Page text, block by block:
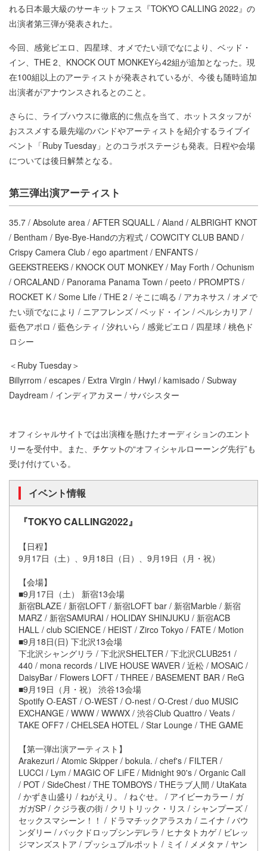
れる日本最大級のサーキットフェス『TOKYO CALLING 2022』の
出演者第三弾が発表された。
今回、感覚ピエロ、四星球、オメでたい頭でなにより、ベッド・
イン、THE 2、KNOCK OUT MONKEYら42組が追加となった。現
在100組以上のアーティストが発表されているが、今後も随時追加
出演者がアナウンスされるとのこと。
さらに、ライブハウスに徹底的に焦点を当て、ホットスタッフが
おススメする最先端のバンドやアーティストを紹介するライブイ
ベント「Ruby Tuesday」とのコラボステージも発表。日程や会場
については後日解禁となる。
第三弾出演アーティスト
35.7 / Absolute area / AFTER SQUALL / Aland / ALBRIGHT KNOT
/ Bentham / Bye-Bye-Handの方程式 / COWCITY CLUB BAND /
Crispy Camera Club / ego apartment / ENFANTS /
GEEKSTREEKS / KNOCK OUT MONKEY / May Forth / Ochunism
/ ORCALAND / Panorama Panama Town / peeto / PROMPTS /
ROCKET K / Some Life / THE 2 / そこに鳴る / アカネサス / オメで
たい頭でなにより / ニアフレンズ / ベッド・イン / ペルシカリア /
藍色アポロ / 藍色シティ / 汐れいら / 感覚ピエロ / 四星球 / 桃色ド
ロシー
＜Ruby Tuesday＞
Billyrrom / escapes / Extra Virgin / Hwyl / kamisado / Subway
Daydream / インディアカヌー / サバシスター
オフィシャルサイトでは出演権を懸けたオーディションのエント
リーを受付中。また、
の“オフィシャルローーング先行”も
受け付けている。
イベント情報
『TOKYO CALLING2022』
【日程】
9月17日（土）、9月18日（日）、9月19日（月・祝）
【会場】
■9月17日（土） 新宿13会場
新宿BLAZE / 新宿LOFT / 新宿LOFT bar / 新宿Marble / 新宿
MARZ / 新宿SAMURAI / HOLIDAY SHINJUKU / 新宿ACB
HALL / club SCIENCE / HEIST / Zirco Tokyo / FATE / Motion
■9月18日(日) 下北沢13会場
下北沢シャングリラ / 下北沢SHELTER / 下北沢CLUB251 /
440 / mona records / LIVE HOUSE WAVER / 近松 / MOSAiC /
DaisyBar / Flowers LOFT / THREE / BASEMENT BAR / ReG
■9月19日（月・祝） 渋谷13会場
Spotify O-EAST / O-WEST / O-nest / O-Crest / duo MUSIC
EXCHANGE / WWW / WWWX / 渋谷Club Quattro / Veats /
TAKE OFF7 / CHELSEA HOTEL / Star Lounge / THE GAME
【第一弾出演アーティスト】
Arakezuri / Atomic Skipper / bokula. / chef's / FILTER /
LUCCI / Lym / MAGIC OF LiFE / Midnight 90's / Organic Call
/ POT / SideChest / THE TOMBOYS / THEラブ人間 / UtaKata
/ かずき山盛り / ねがえり。 / ねぐせ。 / アイビーカラー / ガ
ガガSP / クジラ夜の街 / クリトリック・リス / シャンプーズ /
セックスマシーン！！ / ドラマチックアラスカ / ニイナ / バウ
ンダリー / バックドロップシンデレラ / ヒナタトカゲ / ビレッ
ジマンズストア / プッシュプルポット / ミイ / メメタァ / ヤン